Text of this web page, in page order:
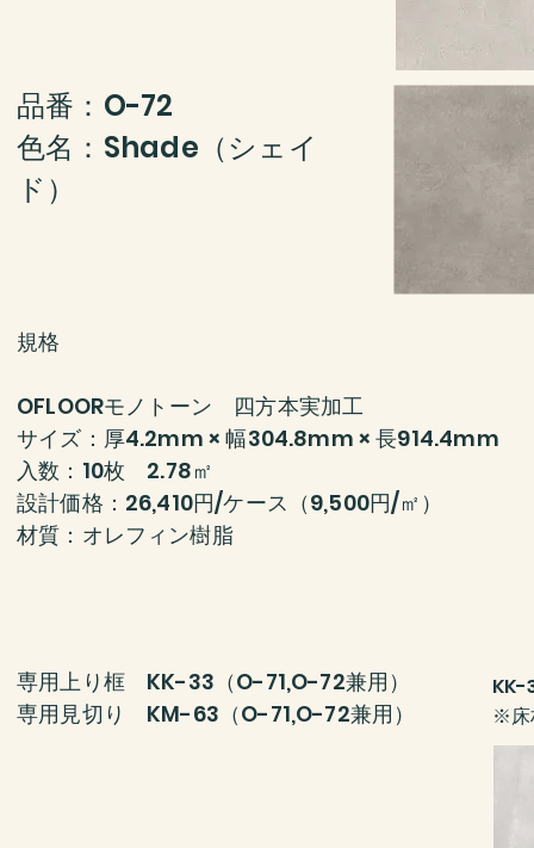
​品番：O-72
​色名：Shade（シェイ
ド）
規格
OFLOORモノトーン 四方本実加工
サイズ：​厚4.2mm × 幅304.8mm × 長914.4mm
入数：10枚 2.78㎡
設計価格：26,410円/ケース（9,500円/㎡）
​材質：オレフィン樹脂
専用上り框 KK-33（O-71,O-72兼用）
​専用見切り KM-63（O-71,O-72兼用）
KK-
​※床